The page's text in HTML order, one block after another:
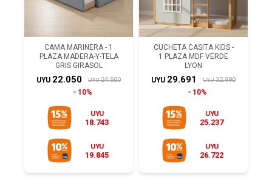
CAMA MARINERA - 1
PLAZA MADERA-Y-TELA
GRIS GIRASOL
UYU 22.050 UYU 24.500
10%
UYU
18.743
UYU
19.845
CUCHETA CASITA KIDS -
1 PLAZA MDF VERDE
LYON
UYU 29.691 UYU 32.990
10%
UYU
25.237
UYU
26.722